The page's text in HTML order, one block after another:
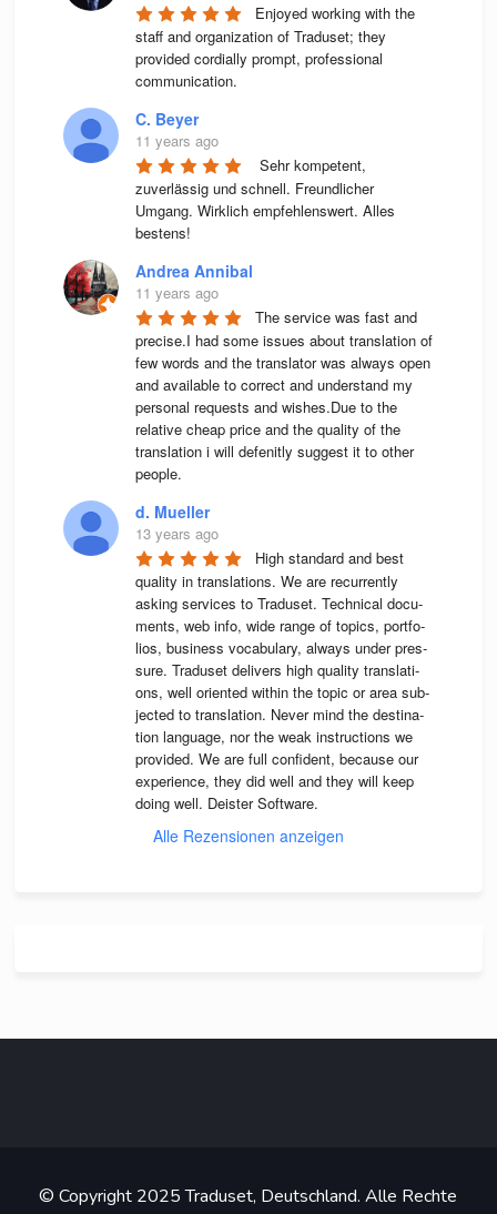
Enjoyed working with the
staff and organization of Traduset; they
provided cordially prompt, professional
communication.
C. Beyer
11 years ago
Sehr kompetent,
zuverlässig und schnell. Freundlicher
Umgang. Wirklich empfehlenswert. Alles
bestens!
Andrea Annibal
11 years ago
The service was fast and
precise.I had some issues about translation of
few words and the translator was always open
and available to correct and understand my
personal requests and wishes.Due to the
relative cheap price and the quality of the
translation i will defenitly suggest it to other
people.
d. Mueller
13 years ago
High stan­dard and best
qua­lity in trans­la­ti­ons. We are recur­rently
asking ser­vices to Tra­du­set. Tech­ni­cal docu­
ments, web info, wide range of topics, port­fo­
lios, busi­ness voca­bu­lary, always under pres­
sure. Tra­du­set deli­vers high qua­lity trans­la­ti­
ons, well ori­en­ted wit­hin the topic or area sub­
jec­ted to trans­la­tion. Never mind the desti­na­
tion lan­guage, nor the weak instruc­tions we
pro­vi­ded. We are full con­fi­dent, because our
expe­ri­ence, they did well and they will keep
doing well. Deis­ter Software.
Alle Rezensionen anzeigen
© Copyright 2025 Traduset, Deutschland. Alle Rechte